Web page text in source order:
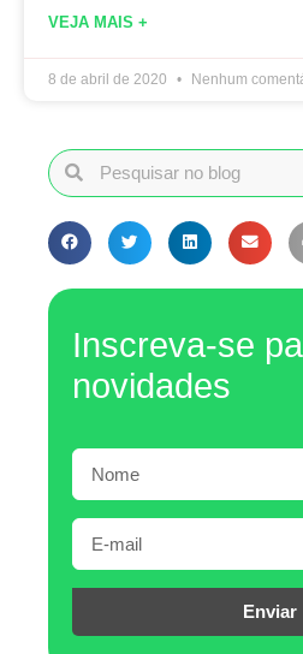
VEJA MAIS +
8 de abril de 2020 Nenhum
Inscreva-se
novidades
Enviar